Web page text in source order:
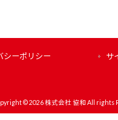
シーポリシー サ
© 2026 株式会社 協和 All rights